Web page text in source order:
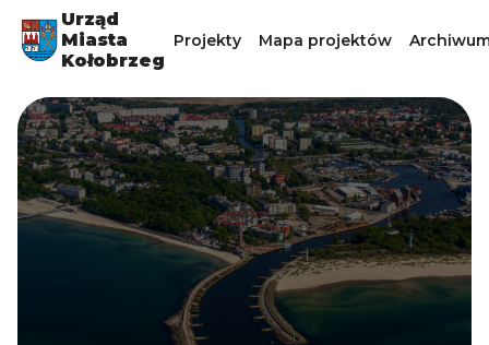
Urząd
Miasta
Kołobrzeg
Projekty Mapa projektów